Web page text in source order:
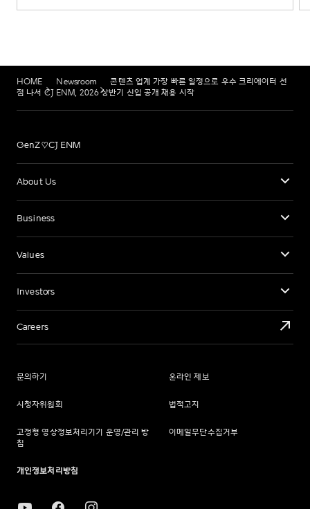
HOME Newsroom
콘텐츠 업계 가장 빠른 일정으로 우수 크리에이터 선
점 나서 CJ ENM, 2026 상반기 신입 공개 채용 시작
GenZ♡CJ ENM
About Us
Business
Values
Investors
Careers
문의하기 온라인 제보
시청자위원회 법적고지
고정형 영상정보처리기기 운영/관리 방
침
이메일무단수집거부
개인정보처리방침